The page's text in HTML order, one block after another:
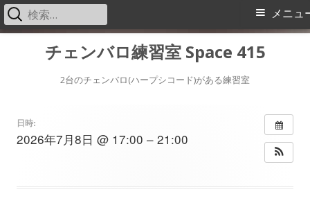
チェンバロ練習室 Space 415
2台のチェンバロ(ハープシコード)がある練習室
メ
メニュ
検
索:
日時:
2026年7月8日 @ 17:00 – 21:00